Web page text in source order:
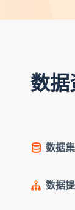
数
数据集
数据